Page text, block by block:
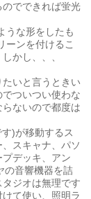
でできれば蛍光
うな形をしたも
ーンを付けるこ
かし、、、
いと言うときい
ついつい使わな
ないので都度は
)が移動するス
スキャナ、パソ
デッキ、アン
の音響機器を詰
ジオは無理です
て使い、照明ラ